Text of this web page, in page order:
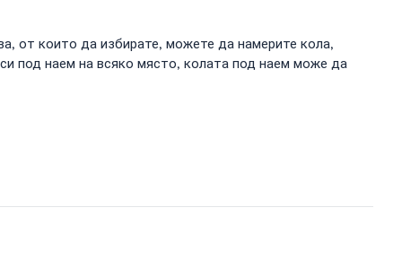
от които да избирате, можете да намерите кола,
под наем на всяко място, колата под наем може да